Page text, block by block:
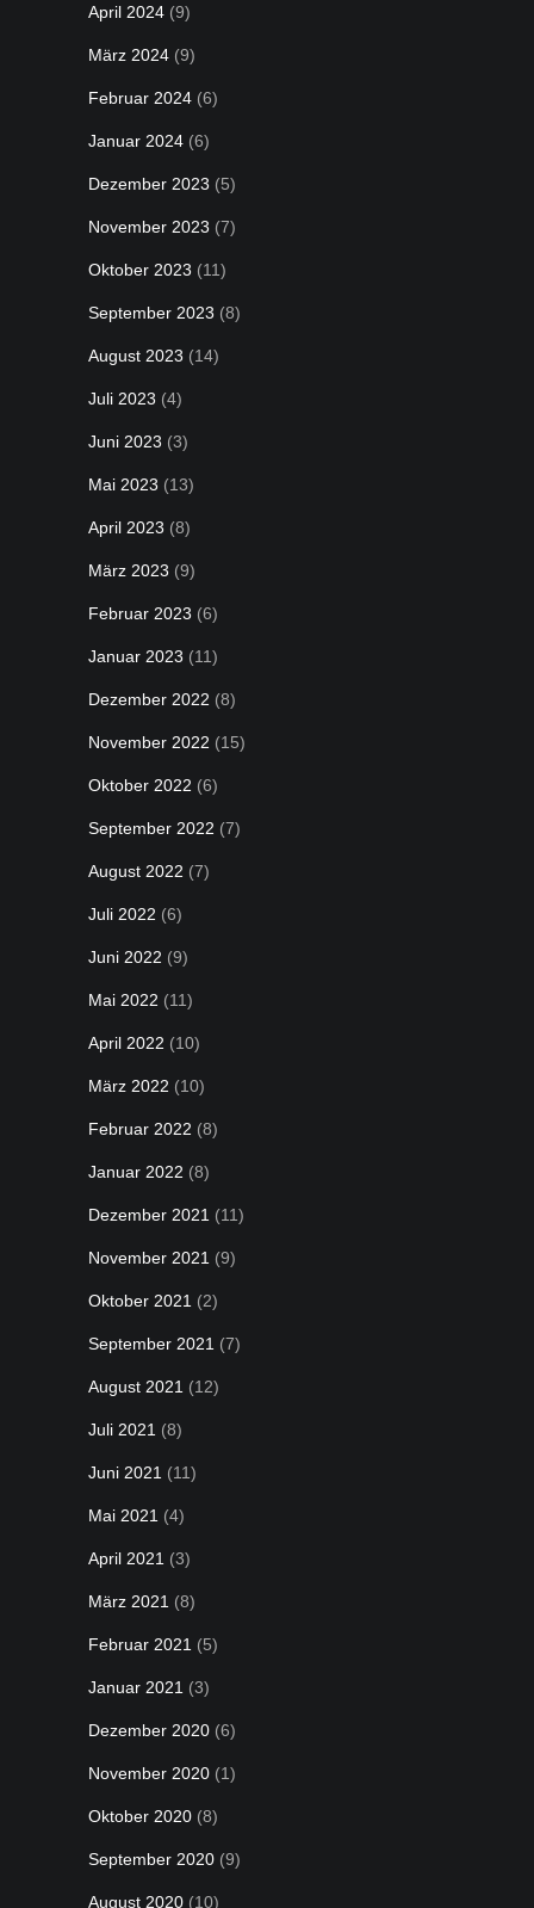
April 2024 (9)
März 2024 (9)
Februar 2024 (6)
Januar 2024 (6)
Dezember 2023 (5)
November 2023 (7)
Oktober 2023 (11)
September 2023 (8)
August 2023 (14)
Juli 2023 (4)
Juni 2023 (3)
Mai 2023 (13)
April 2023 (8)
März 2023 (9)
Februar 2023 (6)
Januar 2023 (11)
Dezember 2022 (8)
November 2022 (15)
Oktober 2022 (6)
September 2022 (7)
August 2022 (7)
Juli 2022 (6)
Juni 2022 (9)
Mai 2022 (11)
April 2022 (10)
März 2022 (10)
Februar 2022 (8)
Januar 2022 (8)
Dezember 2021 (11)
November 2021 (9)
Oktober 2021 (2)
September 2021 (7)
August 2021 (12)
Juli 2021 (8)
Juni 2021 (11)
Mai 2021 (4)
April 2021 (3)
März 2021 (8)
Februar 2021 (5)
Januar 2021 (3)
Dezember 2020 (6)
November 2020 (1)
Oktober 2020 (8)
September 2020 (9)
August 2020 (10)